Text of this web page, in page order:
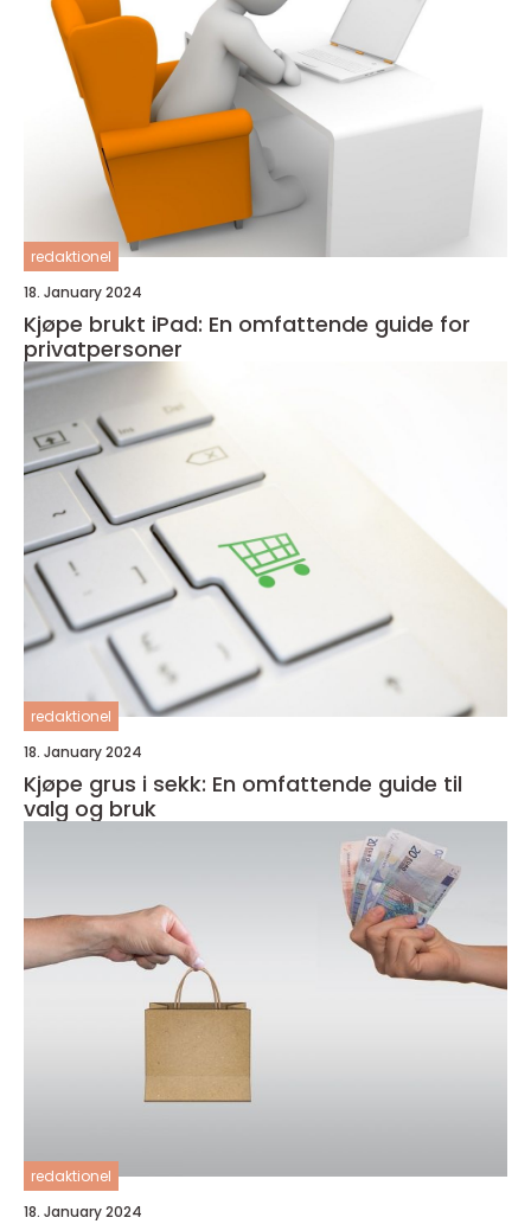
redaktionel
18. January 2024
Kjøpe brukt iPad: En omfattende guide for
privatpersoner
redaktionel
18. January 2024
Kjøpe grus i sekk: En omfattende guide til
valg og bruk
redaktionel
18. January 2024